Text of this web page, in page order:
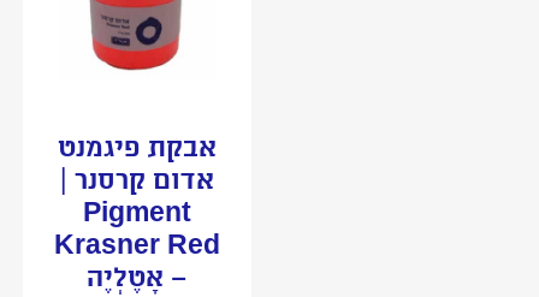
אבקת פיגמנט
אדום קרסנר |
Pigment
Krasner Red
– אָטֶלְיֶה